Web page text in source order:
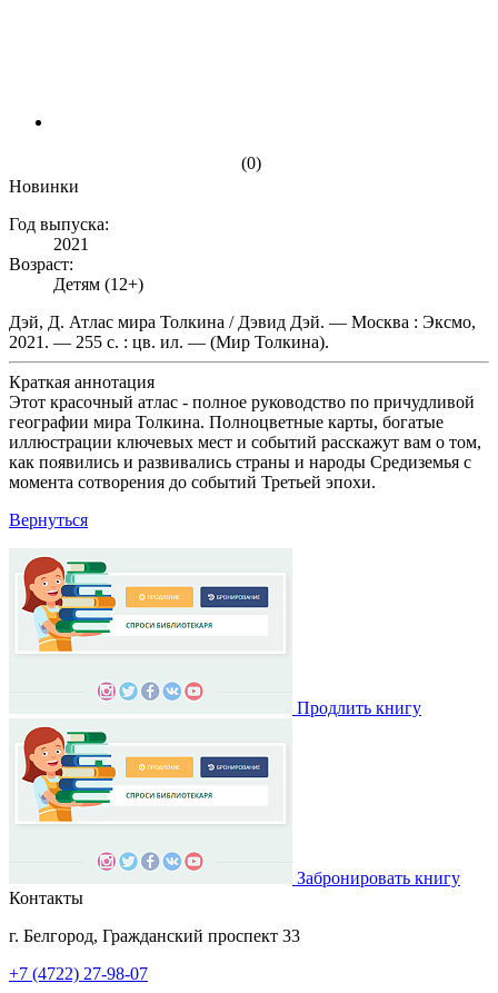
(0)
Новинки
Год выпуска:
2021
Возраст:
Детям (12+)
Дэй, Д. Атлас мира Толкина / Дэвид Дэй. — Москва : Эксмо,
2021. — 255 с. : цв. ил. — (Мир Толкина).
Краткая аннотация
Этот красочный атлас - полное руководство по причудливой
географии мира Толкина. Полноцветные карты, богатые
иллюстрации ключевых мест и событий расскажут вам о том,
как появились и развивались страны и народы Средиземья с
момента сотворения до событий Третьей эпохи.
Вернуться
Продлить книгу
Забронировать книгу
Контакты
г. Белгород, Гражданский проспект 33
+7 (4722) 27-98-07